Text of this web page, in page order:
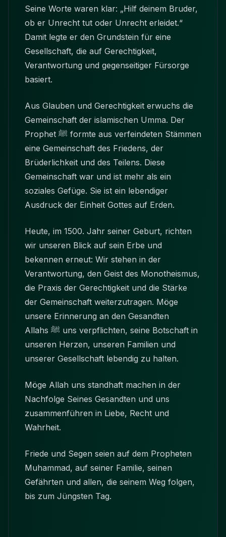
Seine Worte waren klar: „Hilf deinem Bruder,
ob er Unrecht tut oder Unrecht erleidet.“
Damit legte er den Grundstein für eine
Gesellschaft, die auf Gerechtigkeit,
Verantwortung und gegenseitiger Fürsorge
basiert.
Aus Glauben und Gerechtigkeit erwuchs die
Gemeinschaft der islamischen Umma. Der
Prophet ﷺ formte aus verfeindeten Stämmen
eine Gemeinschaft des Friedens, der
Brüderlichkeit und des Teilens. Diese
Gemeinschaft war und ist mehr als ein
soziales Gefüge. Sie ist ein lebendiger
Ausdruck der Einheit Gottes auf Erden.
Heute, im 1500. Jahr seiner Geburt, richten
wir unseren Blick auf sein Erbe und
bekennen erneut: Wir stehen in der
Verantwortung, den Geist des Monotheismus,
die Praxis der Gerechtigkeit und die Stärke
der Gemeinschaft weiterzutragen. Möge
unsere Erinnerung an den Gesandten
Allahs ﷺ uns verpflichten, seine Botschaft in
unseren Herzen, unseren Familien und
unserer Gesellschaft lebendig zu halten.
Möge Allah uns standhaft machen in der
Nachfolge Seines Gesandten und uns
zusammenführen in Liebe, Recht und
Wahrheit.
Friede und Segen seien auf dem Propheten
Muhammad, auf seiner Familie, seinen
Gefährten und allen, die seinem Weg folgen,
bis zum Jüngsten Tag.